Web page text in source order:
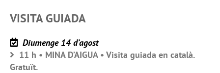
VISITA GUIADA
Diumenge 14 d’agost
11 h • MINA D’AIGUA • Visita guiada en català.
Gratuït.